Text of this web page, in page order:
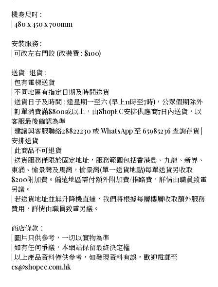
機身尺吋 :
| 480 x 450 x 700mm
安裝服務 :
| 可改左右門鉸 (改裝費 : $100)
送貨 | 退貨 :
| 包有電梯送貨
| 不同地區有指定日期及時間送貨
| 送貨日子及時間 : 逢星期一至六 (早上11時至7時)，公眾假期除外
| 訂單消費滿$800或以上，由ShopEC安排供應商7日內送貨，以
客服最後確認為準
| 建議與客服聯絡28822230 或 WhatsApp 至 65985236 查詢存貨 |
安排送貨
| 此商品不可退貨
| 送貨服務僅限於固定地址，服務範圍包括香港島、九龍、新界、
東涌、愉景灣及馬灣，愉景灣(單一送貨地點)每單送貨另收取
$200附加費。偏遠地區需付額外附加費/推路費，詳情由職員致電
另議。
| 若送貨地址並無升降機直達，我們將根據每層樓層收取額外服務
費用，詳情由職員致電另議。
商店條款：
| 圖片只供參考，一切以實物為準
| 如有任何爭議，本網站保留最終決定權
| 以上產品資料僅供參考，如發現資料有誤，歡迎電郵至
cs@shopec.com.hk